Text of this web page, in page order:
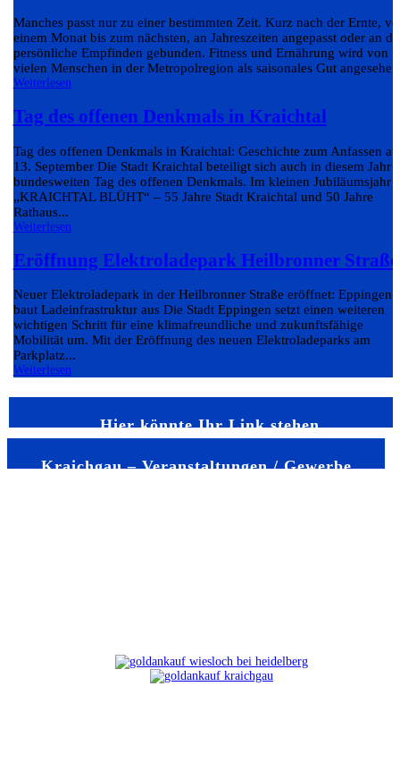
Manches passt nur zu einer bestimmten Zeit. Kurz nach der Ernte,
einem Monat bis zum nächsten, an Jahreszeiten angepasst oder an
persönliche Empfinden gebunden. Fitness und Ernährung wird von
vielen Menschen in der Metropolregion als saisonales Gut
Weiterlesen
Tag des offenen Denkmals in Kraichtal
Tag des offenen Denkmals in Kraichtal: Geschichte zum Anfassen
13. September Die Stadt Kraichtal beteiligt sich auch in diesem Jahr
bundesweiten Tag des offenen Denkmals. Im kleinen Jubiläumsjahr
„KRAICHTAL BLÜHT“ – 55 Jahre Stadt Kraichtal und 50 Jahre
Rathaus...
Weiterlesen
Eröffnung Elektroladepark Heilbronner Straße
Neuer Elektroladepark in der Heilbronner Straße eröffnet: Eppingen
baut Ladeinfrastruktur aus Die Stadt Eppingen setzt einen weiteren
wichtigen Schritt für eine klimafreundliche und zukunftsfähige
Mobilität um. Mit der Eröffnung des neuen Elektroladeparks am
Parkplatz...
Weiterlesen
Hier könnte Ihr Link stehen
Kraichgau – Veranstaltungen / Gewerbe